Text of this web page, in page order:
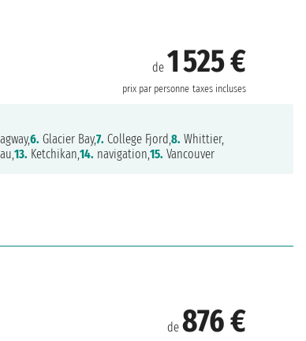
de 1 525 €
prix par personne taxes incluses
6. Glacier Bay,7. College Fjord,8. Whittier,
13. Ketchikan,14. navigation,15. Vancouver
de876 €